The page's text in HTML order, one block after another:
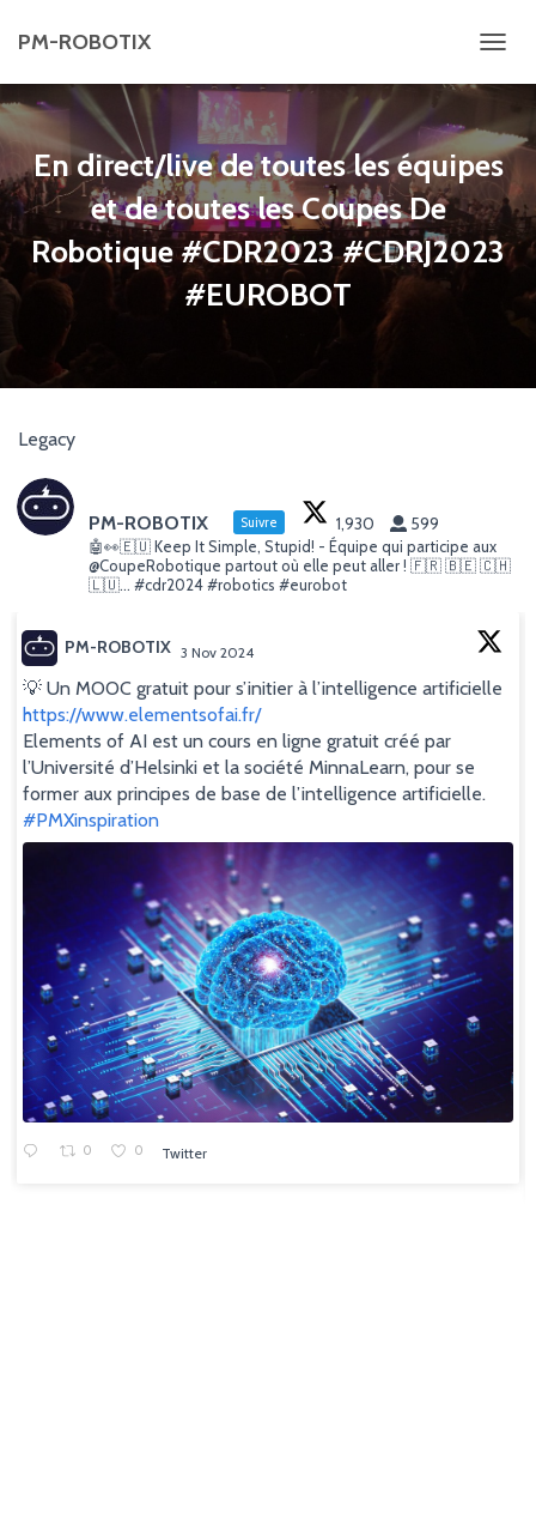
PM-ROBOTIX
P
L
I
E
R
V
I
O
En direct/live de toutes les équipes
et de toutes les Coupes De
Robotique #CDR2023 #CDRJ2023
#EUROBOT
Legacy
PM-ROBOTIX Suivre 1,930 599
🤖👀🇪🇺 Keep It Simple, Stupid! - Équipe qui participe aux
@CoupeRobotique partout où elle peut aller ! 🇫🇷 🇧🇪 🇨🇭
🇱🇺... #cdr2024 #robotics #eurobot
;
PM-ROBOTIX 3 Nov 2024
💡 Un MOOC gratuit pour s’initier à l’intelligence artificielle
https://www.elementsofai.fr/
Elements of AI est un cours en ligne gratuit créé par
l’Université d’Helsinki et la société MinnaLearn, pour se
former aux principes de base de l’intelligence artificielle.
#PMXinspiration
0 0 Twitter